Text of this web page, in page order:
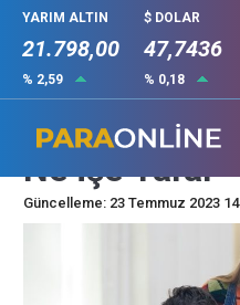
YARIM ALTIN
21.798,00
% 2,59
$ DOLAR
47,7436
% 0,18
Mesleki
Ne İşe Yarar
Güncelleme: 23 Temmuz 2023